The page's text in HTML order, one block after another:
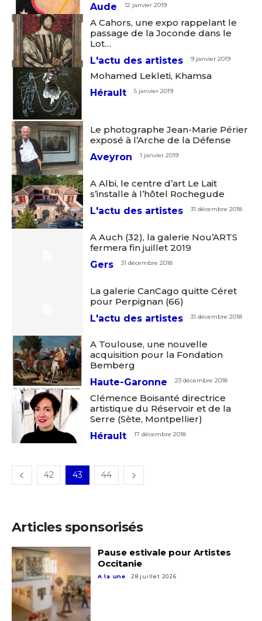
Adresse email*
Nom
Statut / Organisation
* Champ obligatoire
Prénom
Statut / Organisation
J'accepte les termes et conditions
* Champ obligatoire
Aude
12 janvier 2019
A Cahors, une expo rappelant le
passage de la Joconde dans le
Lot…
L'actu des artistes
9 janvier 2019
Mohamed Lekleti, Khamsa
Hérault
5 janvier 2019
Le photographe Jean-Marie Périer
exposé à l’Arche de la Défense
Aveyron
1 janvier 2019
A Albi, le centre d’art Le Lait
s’installe à l’hôtel Rochegude
L'actu des artistes
31 décembre 2018
A Auch (32), la galerie Nou’ARTS
fermera fin juillet 2019
Gers
31 décembre 2018
La galerie CanCago quitte Céret
pour Perpignan (66)
L'actu des artistes
31 décembre 2018
A Toulouse, une nouvelle
acquisition pour la Fondation
Bemberg
Haute-Garonne
23 décembre 2018
Clémence Boisanté directrice
artistique du Réservoir et de la
Serre (Sète, Montpellier)
Hérault
17 décembre 2018
42 43 44
Articles sponsorisés
Pause estivale pour Artistes
Occitanie
A la une 28 juillet 2026